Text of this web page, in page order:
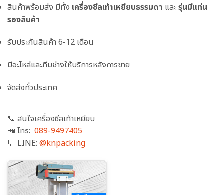
สินค้าพร้อมส่ง มีทั้ง เครื่องซีลเท้าเหยียบธรรมดา และรุ่นมีแท่น
รองสินค้า
รับประกันสินค้า 6-12 เดือน
มีอะไหล่และทีมช่างให้บริการหลังการขาย
จัดส่งทั่วประเทศ
📞 สนใจเครื่องซีลเท้าเหยียบ
📲 โทร: 089-9497405
💬 LINE: @knpacking